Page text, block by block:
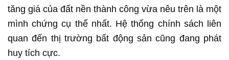
tăng giá của đất nền thành công vừa nêu trên là một
mình chứng cụ thể nhất. Hệ thống chính sách liên
quan đến thị trường bất động sản cũng đang phát
huy tích cực.